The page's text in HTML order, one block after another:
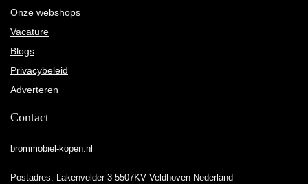
Onze webshops
Vacature
Blogs
Privacybeleid
Adverteren
Contact
brommobiel-kopen.nl
Postadres: Lakenvelder 3 5507KV Veldhoven Nederland